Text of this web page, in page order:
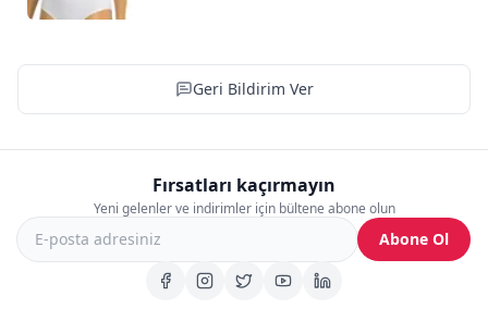
Geri Bildirim Ver
Fırsatları kaçırmayın
Yeni gelenler ve indirimler için bültene abone olun
Abone Ol